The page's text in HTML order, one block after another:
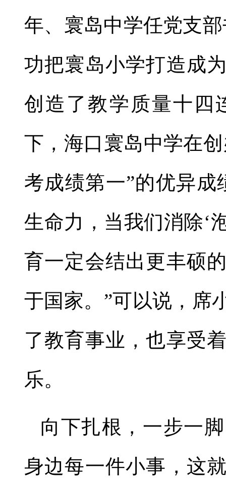
年、寰岛中学任党支
功把寰岛小学打造成
创造了教学质量十四
下，海口寰岛中学在
考成绩第一”的优异成
生命力，当我们消除‘
育一定会结出更丰硕
于国家。”可以说，席
了教育事业，也享受
乐。
向下扎根，一步一
身边每一件小事，这